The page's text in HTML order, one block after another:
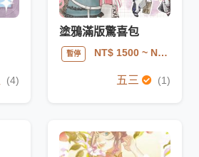
(4)
塗鴉滿版驚喜包
暫停 NT$ 1500~ NT$ 3500
五三 (1)